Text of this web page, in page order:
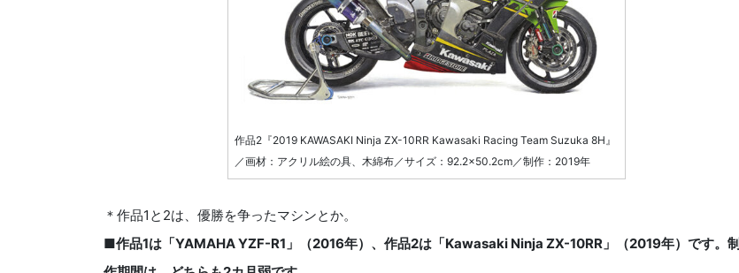
作品2『2019 KAWASAKI Ninja ZX-10RR Kawasaki Racing Team Suzuka 8H』
／画材：アクリル絵の具、木綿布／サイズ：92.2×50.2cm／制作：2019年
＊作品1と2は、優勝を争ったマシンとか。
■作品1は「YAMAHA YZF-R1」（2016年）、作品2は「Kawasaki Ninja ZX-10RR」（2019年）です。制